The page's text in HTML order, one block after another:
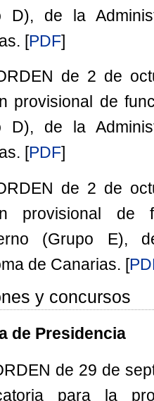
D), de la
[PDF]
de 2 de
provisional de
D), de la
[PDF]
de 2 de
provisional de
(Grupo E),
de Canarias. [
y concursos
de Presidencia
de 29 de
para la